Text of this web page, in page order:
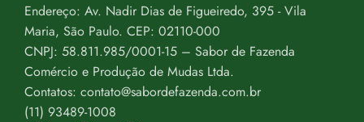
Endereço: Av. Nadir Dias de Figueiredo, 395 - Vila
Maria, São Paulo. CEP: 02110-000
CNPJ: 58.811.985/0001-15 – Sabor de Fazenda
Comércio e Produção de Mudas Ltda.
Contatos: contato@sabordefazenda.com.br
(11) 93489-1008